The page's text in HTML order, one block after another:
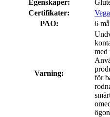
Egenskaper:
Certifikater:
PAO:
6
Varning:
med
för